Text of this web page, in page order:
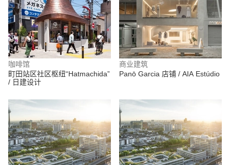
咖啡馆
町田站区社区枢纽“Hatmachida”
/ 日建设计
商业建筑
Panō Garcia 店铺 / AIA Estúdio